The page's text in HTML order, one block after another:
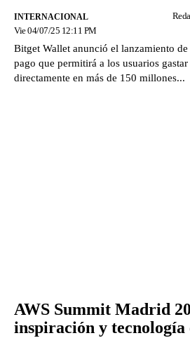
INTERNACIONAL
Vie 04/07/25 12:11 PM
Bitget Wallet anunció el lanzamiento de
pago que permitirá a los usuarios
directamente en más de 150 millones...
AWS Summit Madrid
inspiración y tecnología